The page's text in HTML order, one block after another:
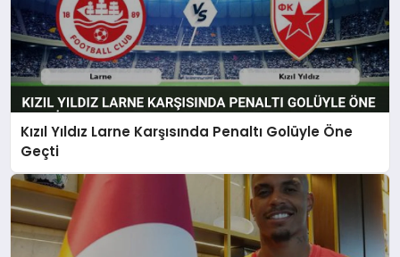
Kızıl Yıldız Larne Karşısında Penaltı Golüyle Öne
Geçti